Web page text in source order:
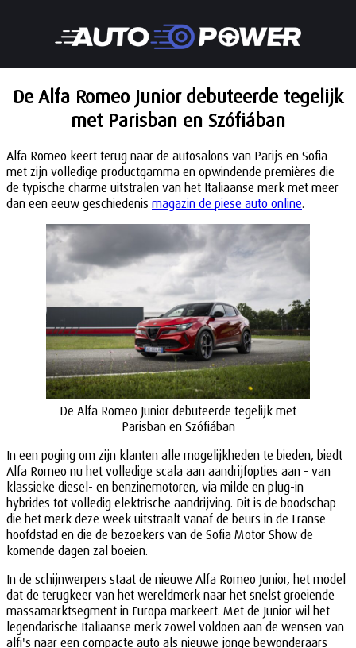
De Alfa Romeo Junior debuteerde tegelijk
met Parisban en Szófiában
Alfa Romeo keert terug naar de autosalons van Parijs en Sofia
met zijn volledige productgamma en opwindende premières die
de typische charme uitstralen van het Italiaanse merk met meer
dan een eeuw geschiedenis magazin de piese auto online.
De Alfa Romeo Junior debuteerde tegelijk met
Parisban en Szófiában
In een poging om zijn klanten alle mogelijkheden te bieden, biedt
Alfa Romeo nu het volledige scala aan aandrijfopties aan – van
klassieke diesel- en benzinemotoren, via milde en plug-in
hybrides tot volledig elektrische aandrijving. Dit is de boodschap
die het merk deze week uitstraalt vanaf de beurs in de Franse
hoofdstad en die de bezoekers van de Sofia Motor Show de
komende dagen zal boeien.
In de schijnwerpers staat de nieuwe Alfa Romeo Junior, het model
dat de terugkeer van het wereldmerk naar het snelst groeiende
massamarktsegment in Europa markeert. Met de Junior wil het
legendarische Italiaanse merk zowel voldoen aan de wensen van
alfi's naar een compacte auto als nieuwe jonge bewonderaars